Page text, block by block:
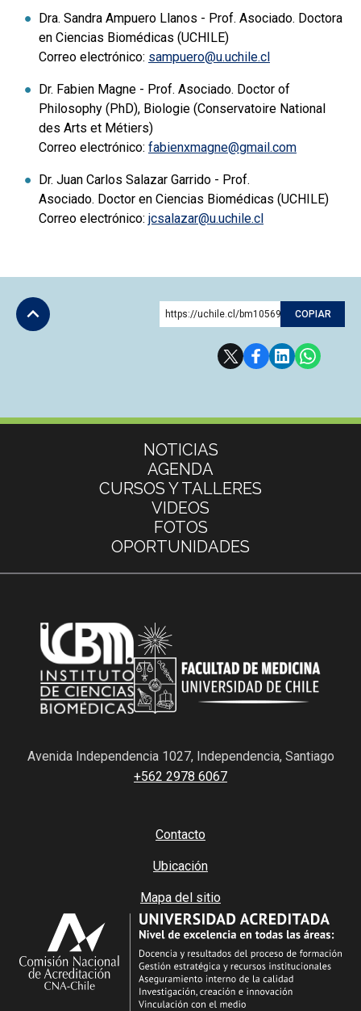
Dra. Sandra Ampuero Llanos - Prof. Asociado. Doctora
en Ciencias Biomédicas (UCHILE)
Correo electrónico: sampuero@u.uchile.cl
Dr. Fabien Magne - Prof. Asociado. Doctor of
Philosophy (PhD), Biologie (Conservatoire National
des Arts et Métiers)
Correo electrónico: fabienxmagne@gmail.com
Dr. Juan Carlos Salazar Garrido - Prof.
Asociado. Doctor en Ciencias Biomédicas (UCHILE)
Correo electrónico: jcsalazar@u.uchile.cl
https://uchile.cl/bm10569 COPIAR
NOTICIAS
AGENDA
CURSOS Y TALLERES
VIDEOS
FOTOS
OPORTUNIDADES
Avenida Independencia 1027, Independencia, Santiago
+562 2978 6067
Contacto
Ubicación
Mapa del sitio